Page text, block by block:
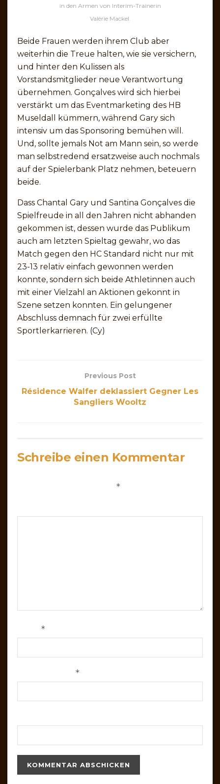
in den Armen von Interim-Trainerin
Valérie Mackel.
Beide Frauen werden ihrem Club aber
weiterhin die Treue halten, wie sie versichern,
und hinter den Kulissen als
Vorstandsmitglieder neue Verantwortung
übernehmen. Gonçalves wird sich hierbei
verstärkt um das Eventmarketing des HB
Museldall kümmern, während Gary sich
intensiv um das Sponsoring bemühen will.
Und, sollte jemals Not am Mann sein, so werde
man selbstredend ersatzweise auch nochmals
auf der Spielerbank Platz nehmen, beteuern
beide.
Dass Chantal Gary und Santina Gonçalves die
Spielfreude in all den Jahren nicht abhanden
gekommen ist, dessen wurde das Publikum
auch am letzten Spieltag gewahr, wo das
Match gegen den HC Standard nicht nur mit
23-13 relativ einfach gewonnen werden
konnte, sondern sich beide Athletinnen auch
mit einer Vielzahl an Aktionen gekonnt in
Szene setzen konnten. Ein gelungener
Abschluss demnach für zwei erfüllte
Sportlerkarrieren. (Cy)
Previous Post
Résidence Walfer deklassiert Gegner Les
Sangliers Wooltz
Schreibe einen Kommentar
*
*
*